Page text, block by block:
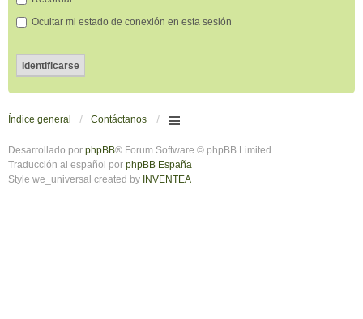
Ocultar mi estado de conexión en esta sesión
Índice general Contáctanos
Desarrollado por phpBB® Forum Software © phpBB Limited
Traducción al español por phpBB España
Style we_universal created by INVENTEA